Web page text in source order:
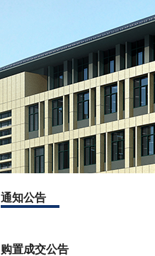
通知公告
购置成交公告